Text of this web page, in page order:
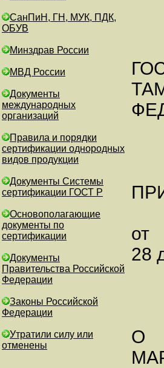
СанПиН, ГН, МУК, ПДК,
ОБУВ
Минздрав России
МВД России
Документы
международных
организаций
Правила и порядки
сертификации однородных
видов продукции
Документы Системы
сертификации ГОСТ Р
Основополагающие
документы по
сертификации
Документы
Правительства Российской
Федерации
Законы Российской
Федерации
Утратили силу или
отменены
от
28
О